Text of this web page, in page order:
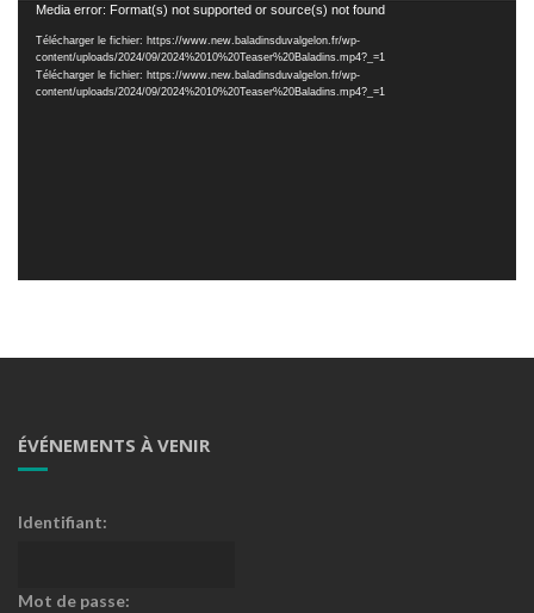
Lecteur
vidéo
Media error: Format(s) not supported or source(s) not found
Télécharger le fichier: https://www.new.baladinsduvalgelon.fr/wp-
content/uploads/2024/09/2024%2010%20Teaser%20Baladins.mp4?_=1
Télécharger le fichier: https://www.new.baladinsduvalgelon.fr/wp-
content/uploads/2024/09/2024%2010%20Teaser%20Baladins.mp4?_=1
ÉVÉNEMENTS À VENIR
Identifiant:
Mot de passe: